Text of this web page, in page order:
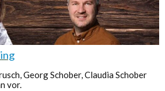
Georg Schober, Claudia Schober
vor.